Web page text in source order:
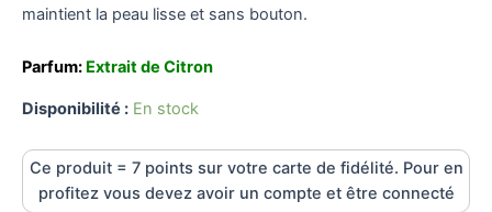
maintient la peau lisse et sans bouton.
Parfum: Extrait de Citron
Disponibilité : En stock
Ce produit = 7 points sur votre carte de fidélité. Pour en
profitez vous devez avoir un compte et être connecté